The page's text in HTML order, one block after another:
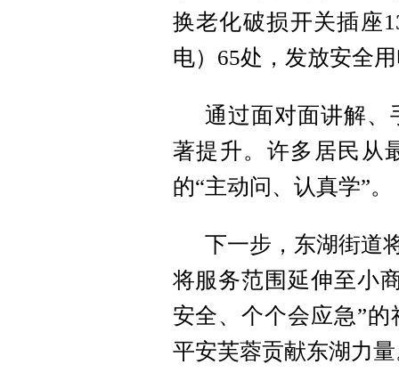
换老化破损开关插座
电）65处，发放安全
通过面对面讲解、
著提升。许多居民从
的“主动问、认真学”。
下一步，东湖街道
将服务范围延伸至小
安全、个个会应急”
平安芙蓉贡献东湖力